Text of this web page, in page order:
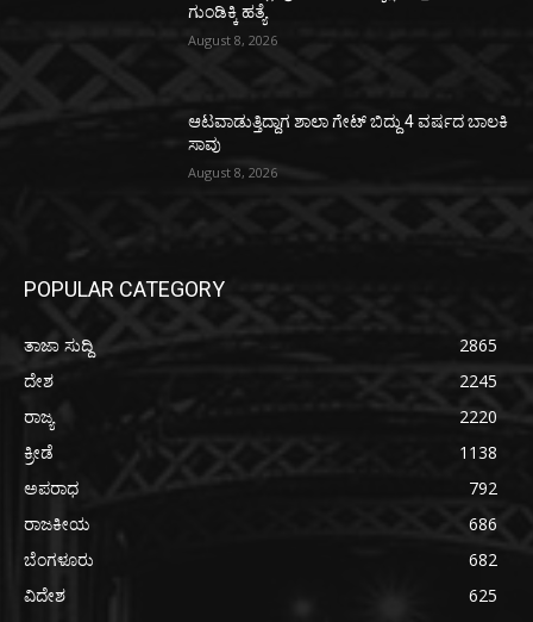
ಗುಂಡಿಕ್ಕಿ ಹತ್ಯೆ
August 8, 2026
ಆಟವಾಡುತ್ತಿದ್ದಾಗ ಶಾಲಾ ಗೇಟ್‌ ಬಿದ್ದು 4 ವರ್ಷದ ಬಾಲಕಿ
ಸಾವು
August 8, 2026
POPULAR CATEGORY
ತಾಜಾ ಸುದ್ದಿ
2865
ದೇಶ
2245
ರಾಜ್ಯ
2220
ಕ್ರೀಡೆ
1138
ಅಪರಾಧ
792
ರಾಜಕೀಯ
686
ಬೆಂಗಳೂರು
682
ವಿದೇಶ
625